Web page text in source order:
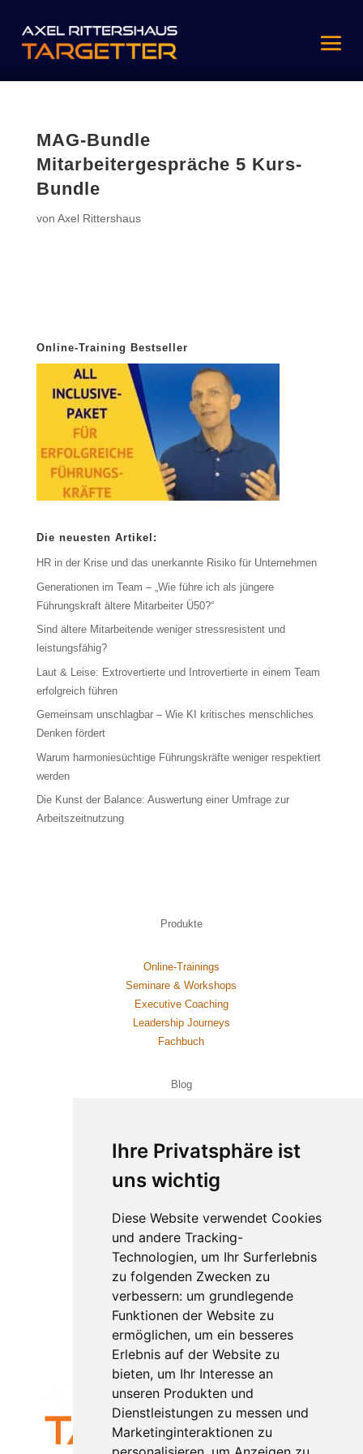
Ihre Privatsphäre ist
uns wichtig
Diese Website verwendet Cookies
und andere Tracking-
Technologien, um Ihr Surferlebnis
zu folgenden Zwecken zu
verbessern: um grundlegende
Funktionen der Website zu
ermöglichen, um ein besseres
Erlebnis auf der Website zu
bieten, um Ihr Interesse an
unseren Produkten und
Dienstleistungen zu messen und
Marketinginteraktionen zu
MAG-Bundle
Mitarbeitergespräche 5 Kurs-
Bundle
von Axel Rittershaus
Online-Training Bestseller
Die neuesten Artikel:
HR in der Krise und das unerkannte Risiko für Unternehmen
Generationen im Team – „Wie führe ich als jüngere
Führungskraft ältere Mitarbeiter Ü50?“
Sind ältere Mitarbeitende weniger stressresistent und
leistungsfähig?
Laut & Leise: Extrovertierte und Introvertierte in einem Team
erfolgreich führen
Gemeinsam unschlagbar – Wie KI kritisches menschliches
Denken fördert
Warum harmoniesüchtige Führungskräfte weniger respektiert
werden
Die Kunst der Balance: Auswertung einer Umfrage zur
Arbeitszeitnutzung
Produkte
Online-Trainings
Seminare & Workshops
Executive Coaching
Leadership Journeys
Fachbuch
Blog
Ziele
Führungsmethoden
Psychol ogie
Rechtliches
Impressum
Datenschutz
Kündigung